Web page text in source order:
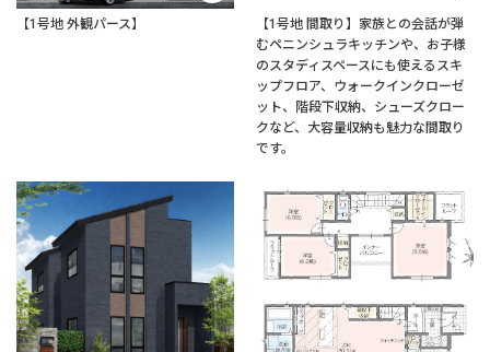
【1号地 外観パース】
【1号地 間取り】家族との会話が弾
むペニンシュラキッチンや、お子様
のスタディスペースにも使えるスキ
ップフロア、ウォークインクローゼ
ット、階段下収納、シューズクロー
クなど、大容量収納も魅力な間取り
です。